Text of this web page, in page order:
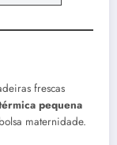
frescas
pequena
maternidade.